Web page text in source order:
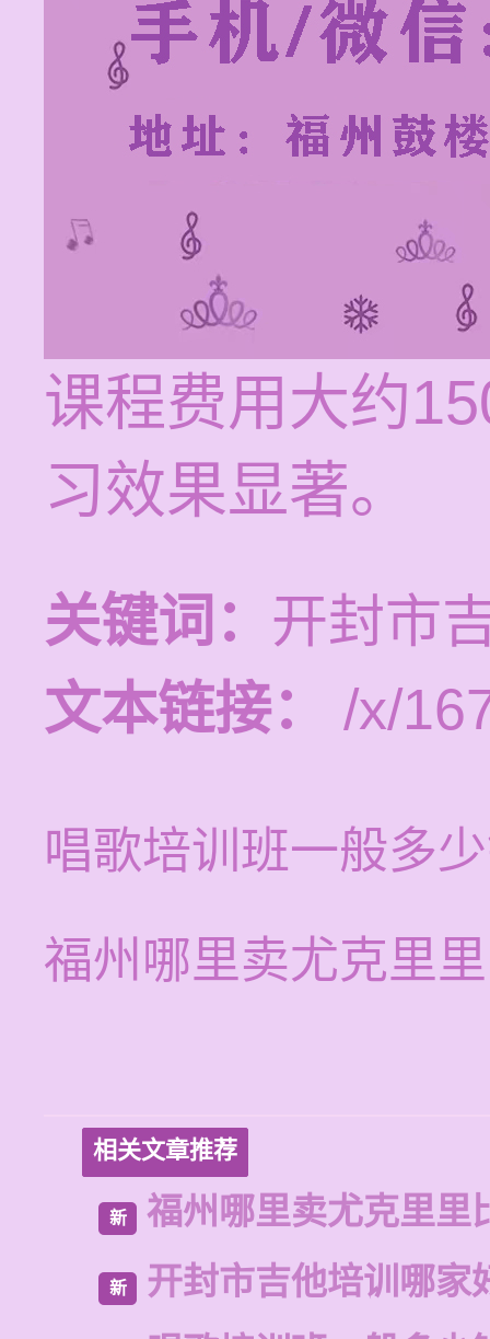
课程费用大约
习效果显著。
关键词： 开封市
文本链接：
/x/
唱歌培训班一般多
福州哪里卖尤克里
相关文章推荐
新 福州哪里卖尤克里里
新
开封市吉他培训哪家